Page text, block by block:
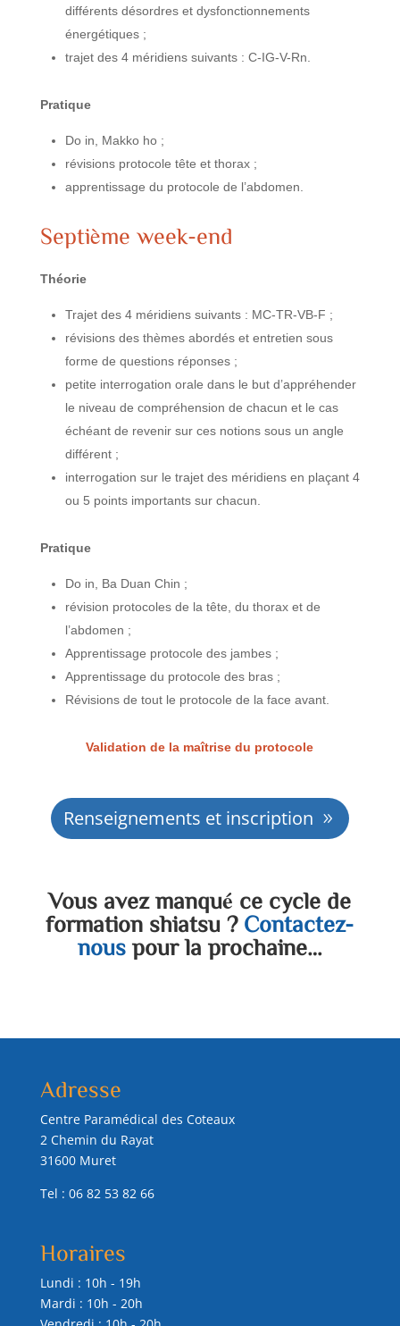
différents désordres et dysfonctionnements
énergétiques ;
trajet des 4 méridiens suivants : C-IG-V-Rn.
Pratique
Do in, Makko ho ;
révisions protocole tête et thorax ;
apprentissage du protocole de l’abdomen.
Septième week-end
Théorie
Trajet des 4 méridiens suivants : MC-TR-VB-F ;
révisions des thèmes abordés et entretien sous
forme de questions réponses ;
petite interrogation orale dans le but d’appréhender
le niveau de compréhension de chacun et le cas
échéant de revenir sur ces notions sous un angle
différent ;
interrogation sur le trajet des méridiens en plaçant 4
ou 5 points importants sur chacun.
Pratique
Do in, Ba Duan Chin ;
révision protocoles de la tête, du thorax et de
l’abdomen ;
Apprentissage protocole des jambes ;
Apprentissage du protocole des bras ;
Révisions de tout le protocole de la face avant.
Validation de la maîtrise du protocole
Renseignements et inscription
Vous avez manqué ce cycle de
formation shiatsu ? Contactez-
nouspour la prochaine…
Adresse
Centre Paramédical des Coteaux
2 Chemin du Rayat
31600 Muret
Tel : 06 82 53 82 66
Horaires
Lundi : 10h - 19h
Mardi : 10h - 20h